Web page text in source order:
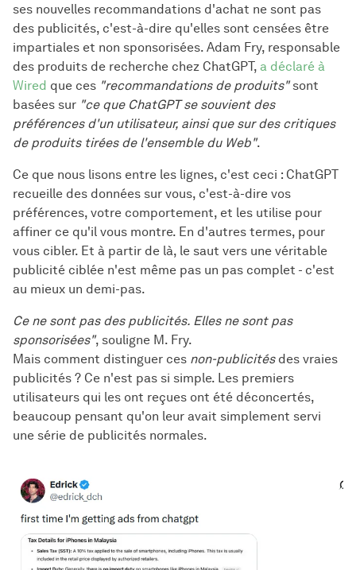
ses nouvelles recommandations d'achat ne sont pas
des publicités, c'est-à-dire qu'elles sont censées être
impartiales et non sponsorisées. Adam Fry, responsable
des produits de recherche chez ChatGPT, a déclaré à
Wired que ces "recommandations de produits"sont
basées sur "ce que ChatGPT se souvient des
préférences d'un utilisateur, ainsi que sur des critiques
de produits tirées de l'ensemble du Web".
Ce que nous lisons entre les lignes, c'est ceci : ChatGPT
recueille des données sur vous, c'est-à-dire vos
préférences, votre comportement, et les utilise pour
affiner ce qu'il vous montre. En d'autres termes, pour
vous cibler. Et à partir de là, le saut vers une véritable
publicité ciblée n'est même pas un pas complet - c'est
au mieux un demi-pas.
Ce ne sont pas des publicités. Elles ne sont pas
sponsorisées", souligne M. Fry.
Mais comment distinguer ces non-publicitésdes vraies
publicités ? Ce n'est pas si simple. Les premiers
utilisateurs qui les ont reçues ont été déconcertés,
beaucoup pensant qu'on leur avait simplement servi
une série de publicités normales.